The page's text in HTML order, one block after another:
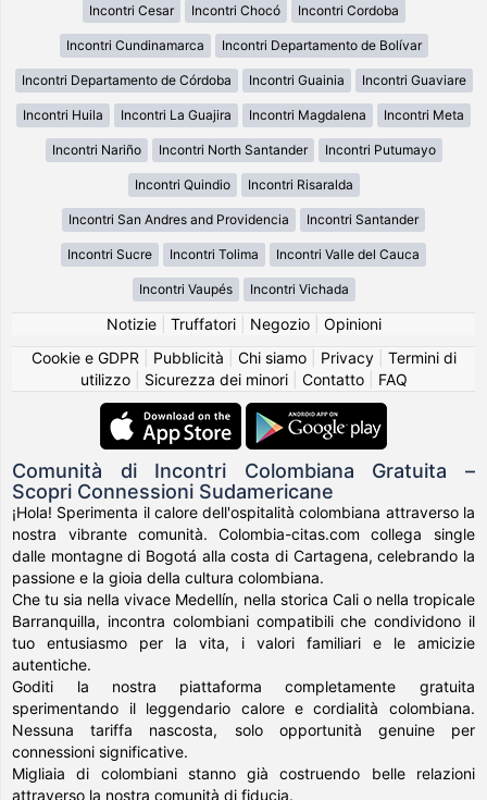
Incontri Cesar Incontri Chocó Incontri Cordoba
Incontri Cundinamarca Incontri Departamento de Bolívar
Incontri Departamento de Córdoba Incontri Guainia Incontri Guaviare
Incontri Huila Incontri La Guajira Incontri Magdalena Incontri Meta
Incontri Nariño Incontri North Santander Incontri Putumayo
Incontri Quindio Incontri Risaralda
Incontri San Andres and Providencia Incontri Santander
Incontri Sucre Incontri Tolima Incontri Valle del Cauca
Incontri Vaupés Incontri Vichada
Notizie| Truffatori| Negozio| Opinioni
Cookie e GDPR
Pubblicità Chi siamo| Privacy| Termini di
utilizzo| Sicurezza dei minori| Contatto| FAQ
Comunità di Incontri Colombiana Gratuita –
Scopri Connessioni Sudamericane
¡Hola! Sperimenta il calore dell'ospitalità colombiana attraverso la
nostra vibrante comunità. Colombia-citas.com collega single
dalle montagne di Bogotá alla costa di Cartagena, celebrando la
passione e la gioia della cultura colombiana.
Che tu sia nella vivace Medellín, nella storica Cali o nella tropicale
Barranquilla, incontra colombiani compatibili che condividono il
tuo entusiasmo per la vita, i valori familiari e le amicizie
autentiche.
Goditi la nostra piattaforma completamente gratuita
sperimentando il leggendario calore e cordialità colombiana.
Nessuna tariffa nascosta, solo opportunità genuine per
connessioni significative.
Migliaia di colombiani stanno già costruendo belle relazioni
attraverso la nostra comunità di fiducia.